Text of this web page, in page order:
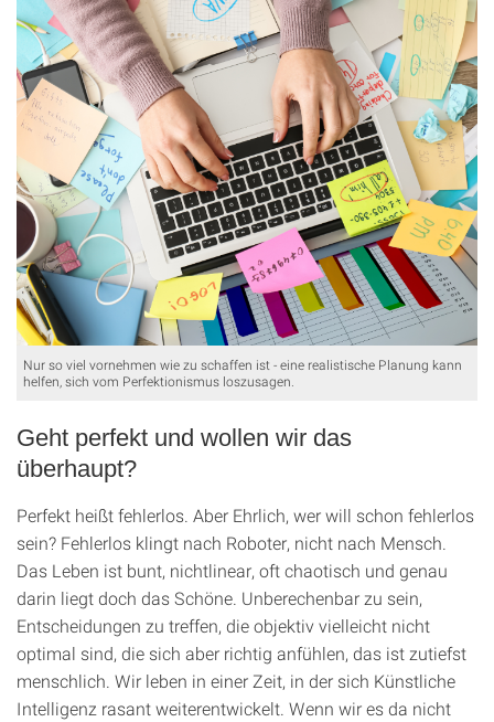
Nur so viel vornehmen wie zu schaffen ist - eine realistische Planung kann
helfen, sich vom Perfektionismus loszusagen.
Geht perfekt und wollen wir das
überhaupt?
Perfekt heißt fehlerlos. Aber Ehrlich, wer will schon fehlerlos
sein? Fehlerlos klingt nach Roboter, nicht nach Mensch.
Das Leben ist bunt, nichtlinear, oft chaotisch und genau
darin liegt doch das Schöne. Unberechenbar zu sein,
Entscheidungen zu treffen, die objektiv vielleicht nicht
optimal sind, die sich aber richtig anfühlen, das ist zutiefst
menschlich. Wir leben in einer Zeit, in der sich Künstliche
Intelligenz rasant weiterentwickelt. Wenn wir es da nicht